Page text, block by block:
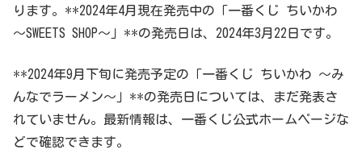
ります。**2024年4月現在発売中の「一番くじ ちいかわ
～SWEETS SHOP～」**の発売日は、2024年3月22日です。
**2024年9月下旬に発売予定の「一番くじ ちいかわ ～み
んなでラーメン～」**の発売日については、まだ発表さ
れていません。最新情報は、一番くじ公式ホームページな
どで確認できます。